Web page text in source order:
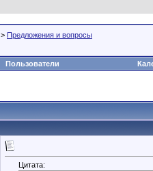
> Предложения и вопросы
Пользователи
Цитата: